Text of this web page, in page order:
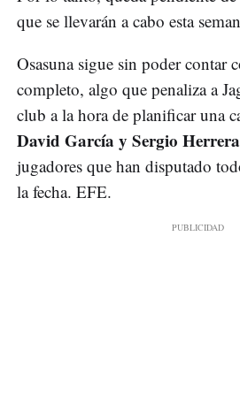
que se llevarán a cabo esta
Osasuna sigue sin poder contar
completo, algo que penaliza a
club a la hora de planificar una
David García y Sergio Herrera
jugadores que han disputado
la fecha. EFE.